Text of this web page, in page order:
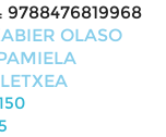
9788476819968
OLASO